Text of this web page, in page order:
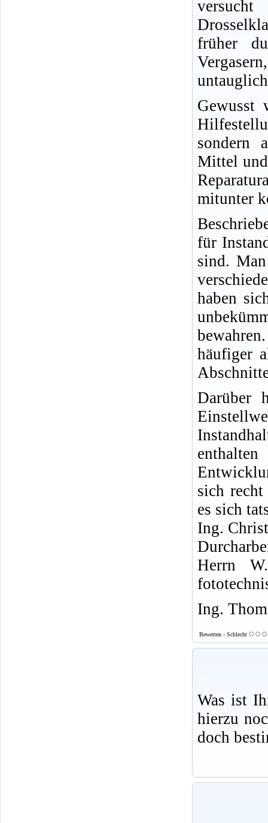
früher
Gewusst
sondern
Mittel und
mitunter
für
sind.
haben
häufiger
Darüber
sich
es sich
Ing.
Herrn
Ing.
Bewerten - Schlecht
Was ist
hierzu
doch